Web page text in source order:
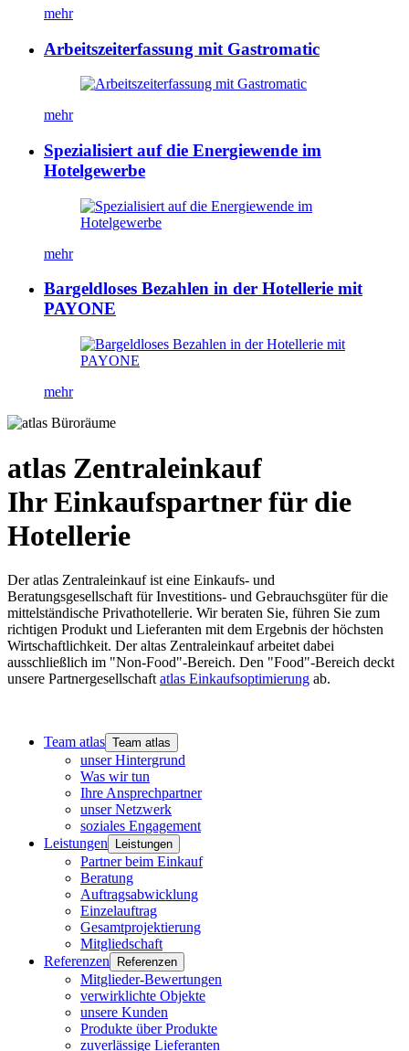
mehr
Arbeitszeiterfassung mit Gastromatic
mehr
Spezialisiert auf die Energiewende im
Hotelgewerbe
mehr
Bargeldloses Bezahlen in der Hotellerie mit
PAYONE
mehr
atlas Zentraleinkauf
Ihr Einkaufspartner für die
Hotellerie
Der atlas Zentraleinkauf ist eine Einkaufs- und
Beratungsgesellschaft für Investitions- und Gebrauchsgüter für die
mittelständische Privathotellerie. Wir beraten Sie, führen Sie zum
richtigen Produkt und Lieferanten mit dem Ergebnis der höchsten
Wirtschaftlichkeit. Der altas Zentraleinkauf arbeitet dabei
ausschließlich im "Non-Food"-Bereich. Den "Food"-Bereich deckt
unsere Partnergesellschaft atlas Einkaufsoptimierung ab.
Team atlas Team atlas
unser Hintergrund
Was wir tun
Ihre Ansprechpartner
unser Netzwerk
soziales Engagement
Leistungen
Leistungen
Partner beim Einkauf
Beratung
Auftragsabwicklung
Einzelauftrag
Gesamtprojektierung
Mitgliedschaft
Referenzen
Referenzen
Mitglieder-Bewertungen
verwirklichte Objekte
unsere Kunden
Produkte über Produkte
zuverlässige Lieferanten